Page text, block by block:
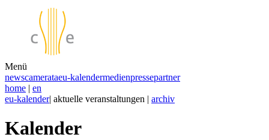
Menü
newscamerataeu-kalendermedienpressepartner
home | en
eu-kalender| aktuelle veranstaltungen | archiv
Kalender